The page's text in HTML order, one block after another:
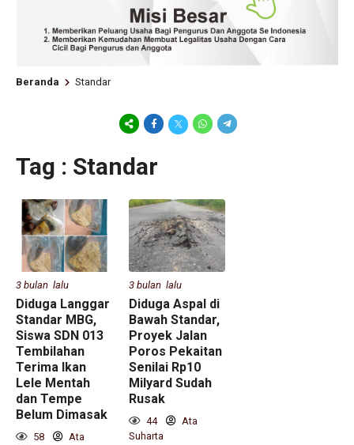
Beranda Standar
Tag : Standar
3 bulan lalu
Diduga Langgar
Standar MBG,
Siswa SDN 013
Tembilahan
Terima Ikan
Lele Mentah
dan Tempe
Belum Dimasak
58
Ata
3 bulan lalu
Diduga Aspal di
Bawah Standar,
Proyek Jalan
Poros Pekaitan
Senilai Rp10
Milyard Sudah
Rusak
44
Ata
Suharta